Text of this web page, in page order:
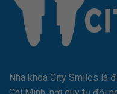
Nha khoa City Smiles là